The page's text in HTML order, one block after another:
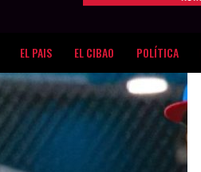
EL PAIS EL CIBAO POLÍTICA